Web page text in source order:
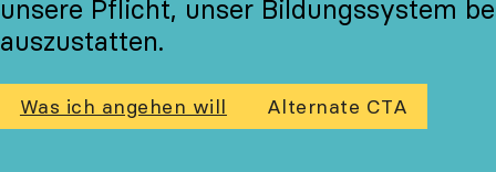
unsere Pflicht, unser Bildungssystem
auszustatten.
Was ich angehen will Alternate CTA